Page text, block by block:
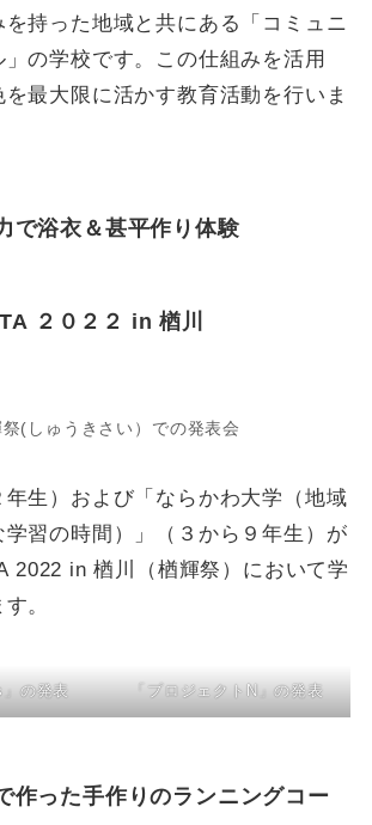
を持った地域と共にある「コミュニ
の学校です。この仕組みを活用
を最大限に活かす教育活動を行いま
で浴衣＆甚平作り体験
２０２２ in 楢川
(しゅうきさい）での発表会
生）および「ならかわ大学（地域
学習の時間）」（３から９年生）が
2022 in 楢川（楢輝祭）において学
。
」の発表 「プロジェクトN」の発表
作った手作りのランニングコー